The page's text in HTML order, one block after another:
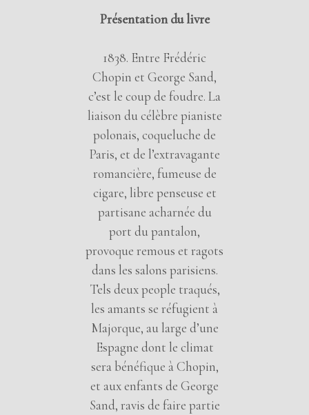
Présentation du livre
1838. Entre Frédéric
Chopin et George Sand,
c’est le coup de foudre. La
liaison du célèbre pianiste
polonais, coqueluche de
Paris, et de l’extravagante
romancière, fumeuse de
cigare, libre penseuse et
partisane acharnée du
port du pantalon,
provoque remous et ragots
dans les salons parisiens.
Tels deux people traqués,
les amants se réfugient à
Majorque, au large d’une
Espagne dont le climat
sera bénéfique à Chopin,
et aux enfants de George
Sand, ravis de faire partie